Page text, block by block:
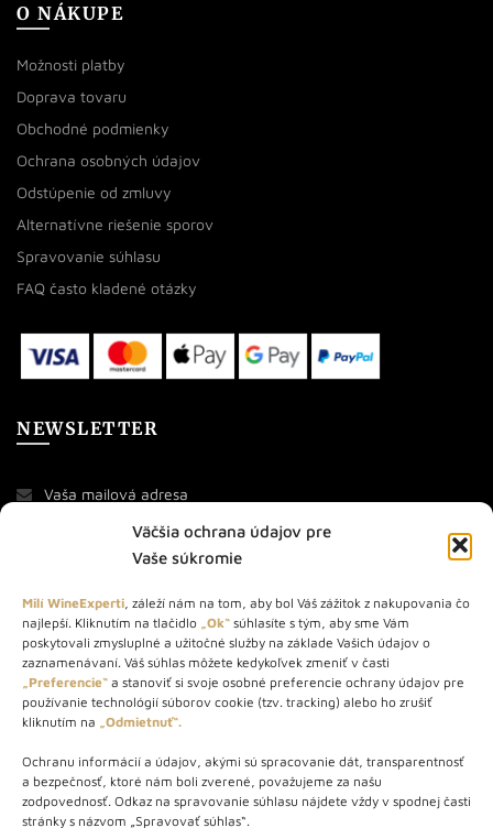
Väčšia ochrana údajov pre
Vaše súkromie
Milí WineExperti, záleží nám na tom, aby bol Váš zážitok z nakupovania čo
najlepší. Kliknutím na tlačidlo „Ok“ súhlasíte s tým, aby sme Vám
poskytovali zmysluplné a užitočné služby na základe Vašich údajov o
zaznamenávaní. Váš súhlas môžete kedykoľvek zmeniť v časti
„Preferencie“ a stanoviť si svoje osobné preferencie ochrany údajov pre
používanie technológií súborov cookie (tzv. tracking) alebo ho zrušiť
kliknutím na „Odmietnuť“.
Ochranu informácií a údajov, akými sú spracovanie dát, transparentnosť
a bezpečnosť, ktoré nám boli zverené, považujeme za našu
zodpovednosť. Odkaz na spravovanie súhlasu nájdete vždy v spodnej časti
stránky s názvom „Spravovať súhlas“.
O NÁKUPE
Možnosti platby
Doprava tovaru
Obchodné podmienky
Ochrana osobných údajov
Odstúpenie od zmluvy
Alternatívne riešenie sporov
Spravovanie súhlasu
FAQ často kladené otázky
NEWSLETTER
O NÁS
STORE – obchod s vínom a destilátmi od roku 2010. Na našej
webovej stránke predávame viac ako 1000+ značkových
produktov.
Info tel.: +421 917 779 888
Vínotéka: +421 917 888 879